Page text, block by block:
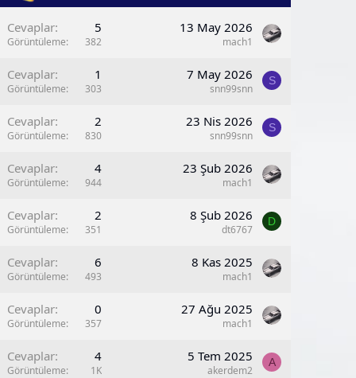
Cevaplar 5
Görüntüleme 382
13 May 2026
mach1
Cevaplar 1
Görüntüleme 303
7 May 2026
snn99snn
S
Cevaplar 2
Görüntüleme 830
23 Nis 2026
snn99snn
S
Cevaplar 4
Görüntüleme 944
23 Şub 2026
mach1
Cevaplar 2
Görüntüleme 351
8 Şub 2026
dt6767
D
Cevaplar 6
Görüntüleme 493
8 Kas 2025
mach1
Cevaplar 0
Görüntüleme 357
27 Ağu 2025
mach1
Cevaplar 4
Görüntüleme 1K
5 Tem 2025
akerdem2
A